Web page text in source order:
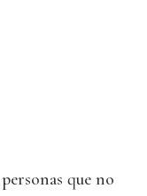
que no